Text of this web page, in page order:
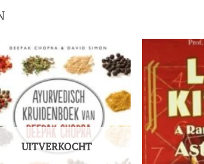
Toevoegen
verlanglijst
UITVERKOCHT